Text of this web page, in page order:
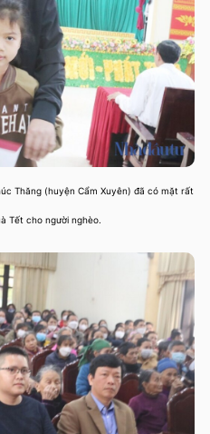
Thăng (huyện Cẩm Xuyên) đã có mặt rất
Tết cho người nghèo.